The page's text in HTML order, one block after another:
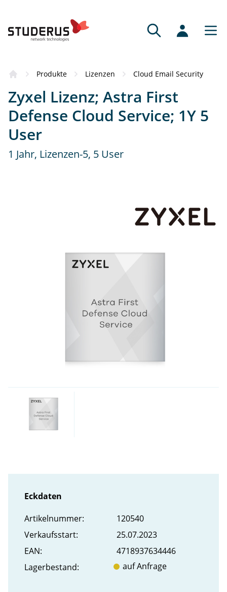
Produkte Lizenzen Cloud Email Security
Zyxel Lizenz; Astra First
Defense Cloud Service; 1Y 5
User
1 Jahr, Lizenzen-5, 5 User
Eckdaten
Artikel­nummer:
120540
Verkaufs­start:
25.07.2023
EAN:
4718937634446
Lager­bestand:
auf Anfrage
Das Produkt hat Sie überzeugt? Dann
empfehlen wir Ihnen gerne einen
kompetenten Vertriebspartner.
Fachhändler
Fachkundige Beratung und Service.